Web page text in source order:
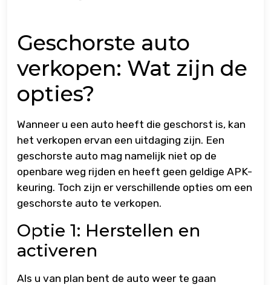
Geschorste auto
verkopen: Wat zijn de
opties?
Wanneer u een auto heeft die geschorst is, kan
het verkopen ervan een uitdaging zijn. Een
geschorste auto mag namelijk niet op de
openbare weg rijden en heeft geen geldige APK-
keuring. Toch zijn er verschillende opties om een
geschorste auto te verkopen.
Optie 1: Herstellen en
activeren
Als u van plan bent de auto weer te gaan